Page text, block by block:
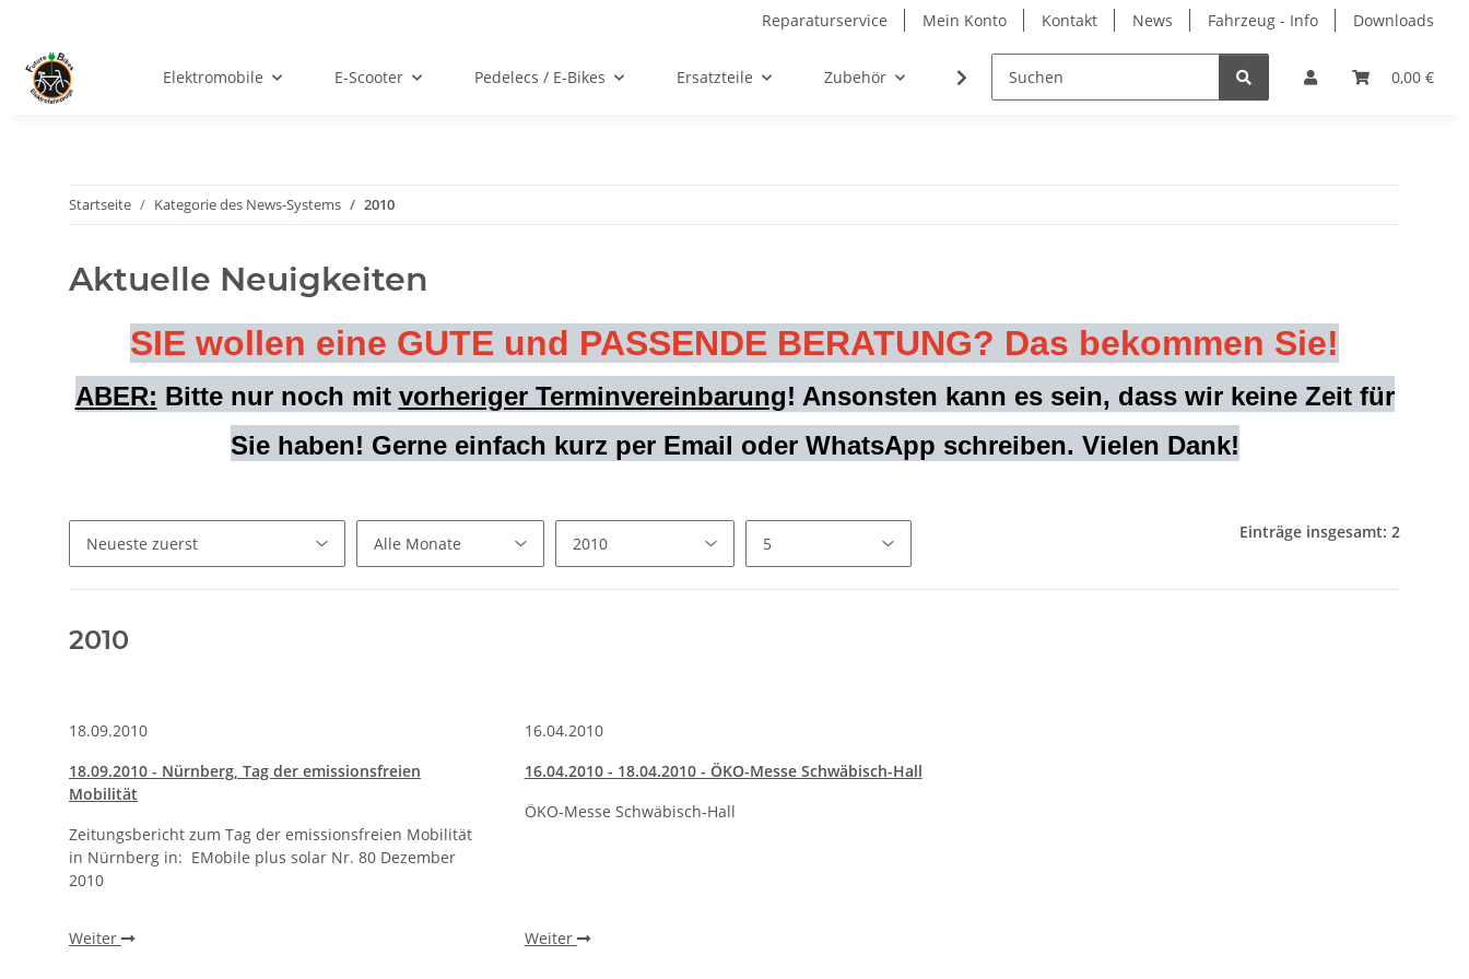
Reparaturservice Mein Konto Kontakt News Fahrzeug - Info Downloads
0,00 €
Elektromobile E-Scooter Pedelecs / E-Bikes Ersatzteile Zubehör Werbemittel
Startseite Kategorie des News-Systems 2010
Aktuelle Neuigkeiten
SIE wollen eine GUTE und PASSENDE BERATUNG? Das bekommen Sie!
ABER: Bitte nur noch mit vorheriger Terminvereinbarung! Ansonsten kann es sein, dass wir keine Zeit für
Sie haben! Gerne einfach kurz per Email oder WhatsApp schreiben. Vielen Dank!
Einträge insgesamt: 2
2010
18.09.2010
18.09.2010 - Nürnberg, Tag der emissionsfreien
Mobilität
Zeitungsbericht zum Tag der emissionsfreien Mobilität
in Nürnberg in: EMobile plus solar Nr. 80 Dezember
2010
Weiter
16.04.2010
16.04.2010 - 18.04.2010 - ÖKO-Messe Schwäbisch-Hall
ÖKO-Messe Schwäbisch-Hall
Weiter